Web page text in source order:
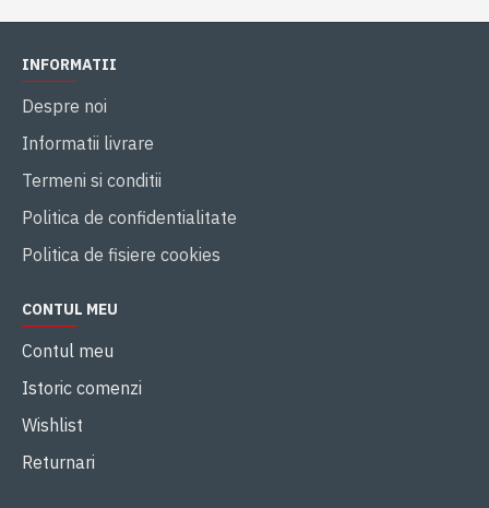
INFORMATII
Despre noi
Informatii livrare
Termeni si conditii
Politica de confidentialitate
Politica de fisiere cookies
CONTUL MEU
Contul meu
Istoric comenzi
Wishlist
Returnari